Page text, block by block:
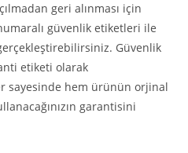
geri alınması için
güvenlik etiketleri ile
Güvenlik
etiketi olarak
sayesinde hem ürünün orjinal
garantisini